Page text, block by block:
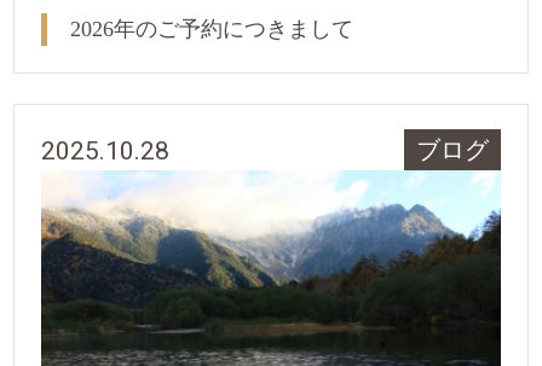
2026年のご予約につきまして
2025.10.28 ブログ